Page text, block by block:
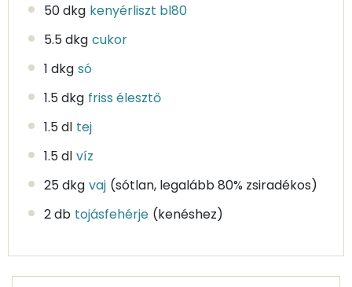
50 dkg kenyérliszt bl80
5.5 dkg cukor
1 dkg só
1.5 dkg friss élesztő
1.5 dl tej
1.5 dl víz
25 dkg vaj (sótlan, legalább 80% zsiradékos)
2 db tojásfehérje (kenéshez)